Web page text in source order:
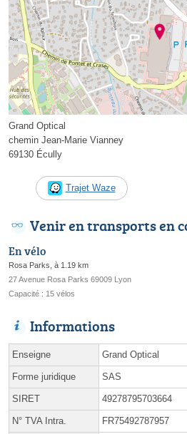
Grand Optical
chemin Jean-Marie Vianney
69130 Écully
Trajet Waze
Venir en transports en
En vélo
Rosa Parks, à 1.19 km
27 Avenue Rosa Parks 69009 Lyon
Capacité : 15 vélos
Informations
Enseigne Grand Optical
Forme juridique SAS
SIRET 49278795703664
N° TVA Intra. FR75492787957